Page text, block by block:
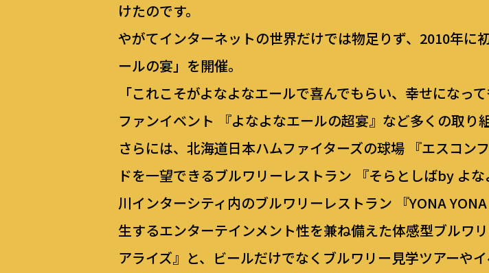
けたのです。
やがてインターネットの世界だけでは物足りず、2010年に
ールの宴」を開催。
「これこそがよなよなエールで喜んでもらい、幸せにな
ファンイベント 『よなよなエールの超宴』など多くの取り
さらには、北海道日本ハムファイターズの球場 『エスコン
ドを一望できるブルワリーレストラン 『そらとしばby よ
川インターシティ内のブルワリーレストラン 『YONA
生するエンターテインメント性を兼ね備えた体感型ブルワ
アライズ』と、ビールだけでなくブルワリー見学ツアーや